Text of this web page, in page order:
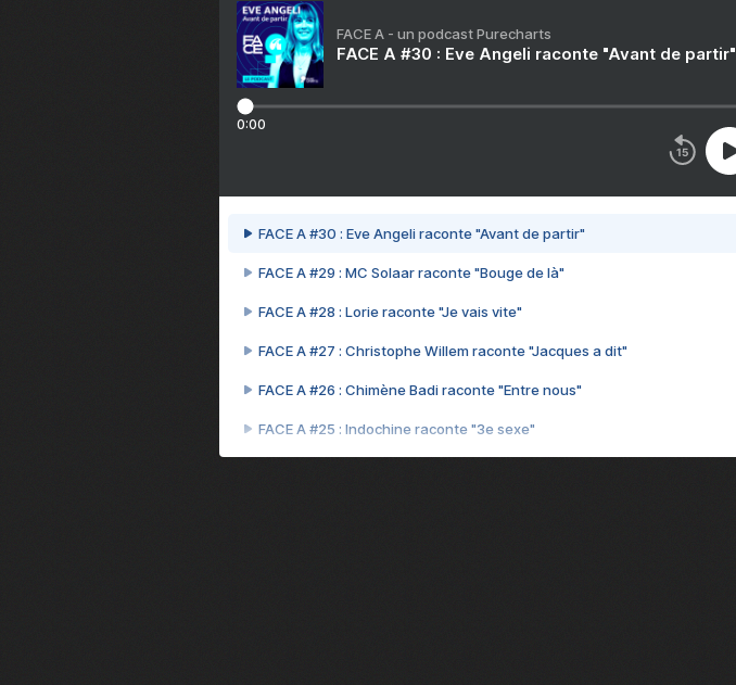
FACE A - un podcast Purecharts
FACE A #30 : Eve Angeli raconte "Avant de partir"
0:00
FACE A #30 : Eve Angeli raconte "Avant de partir"
FACE A #29 : MC Solaar raconte "Bouge de là"
FACE A #28 : Lorie raconte "Je vais vite"
FACE A #27 : Christophe Willem raconte "Jacques a dit"
FACE A #26 : Chimène Badi raconte "Entre nous"
FACE A #25 : Indochine raconte "3e sexe"